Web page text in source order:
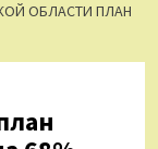
ОБЛАСТИ ПЛАН